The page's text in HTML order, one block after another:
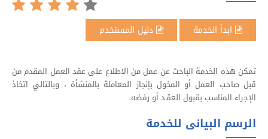
ابدأ الخدمة دليل المستخدم
تمكن هذه الخدمة الباحث عن عمل من الاطلاع على عقد العمل المقدم من
قبل صاحب العمل أو المخول بإنجاز المعاملة بالمنشأة ، وبالتالي اتخاذ
الإجراء المناسب بقبول العقـد أو رفضه.
الرسم البيانى للخدمة